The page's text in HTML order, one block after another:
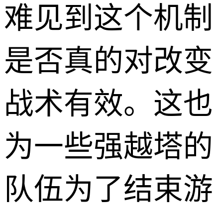
难见到这个机制
是否真的对改变
战术有效。这也
为一些强越塔的
队伍为了结束游